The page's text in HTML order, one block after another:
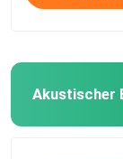
Akustischer